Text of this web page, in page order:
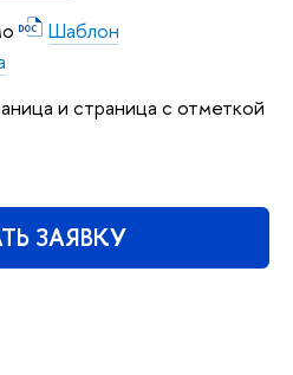
Шаблон
и страница с отметкой
ЗАЯВКУ